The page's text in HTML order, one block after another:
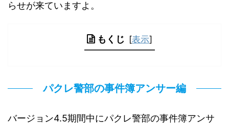
らせが来ていますよ。
もくじ [表示]
パクレ警部の事件簿アンサー編
バージョン4.5期間中にパクレ警部の事件簿アンサ